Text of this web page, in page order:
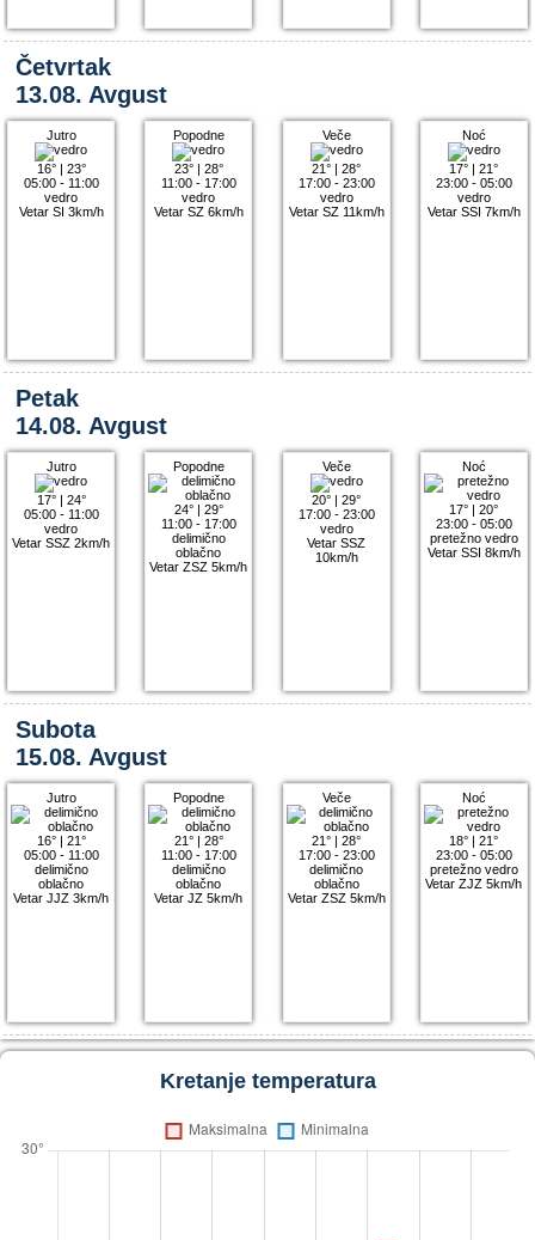
Četvrtak
13.08. Avgust
Jutro
16°| 23°
05:00 - 11:00
vedro
Vetar SI 3km/h
Popodne
23°| 28°
11:00 - 17:00
vedro
Vetar SZ 6km/h
Veče
21° |28°
17:00 - 23:00
vedro
Vetar SZ 11km/h
Noć
17° |21°
23:00 - 05:00
vedro
Vetar SSI 7km/h
Petak
14.08. Avgust
Jutro
17°| 24°
05:00 - 11:00
vedro
Vetar SSZ 2km/h
Popodne
24°| 29°
11:00 - 17:00
delimično
oblačno
Vetar ZSZ 5km/h
Veče
20° |29°
17:00 - 23:00
vedro
Vetar SSZ
10km/h
Noć
17° |20°
23:00 - 05:00
pretežno vedro
Vetar SSI 8km/h
Subota
15.08. Avgust
Jutro
16°| 21°
05:00 - 11:00
delimično
oblačno
Vetar JJZ 3km/h
Popodne
21°| 28°
11:00 - 17:00
delimično
oblačno
Vetar JZ 5km/h
Veče
21° |28°
17:00 - 23:00
delimično
oblačno
Vetar ZSZ 5km/h
Noć
18° |21°
23:00 - 05:00
pretežno vedro
Vetar ZJZ 5km/h
Kretanje temperatura